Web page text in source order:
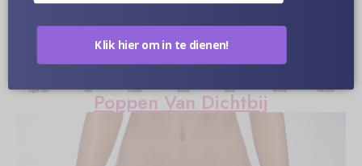
Optionele Huidskleur
Poppen Van Dichtbij
Klik hier om in te dienen!